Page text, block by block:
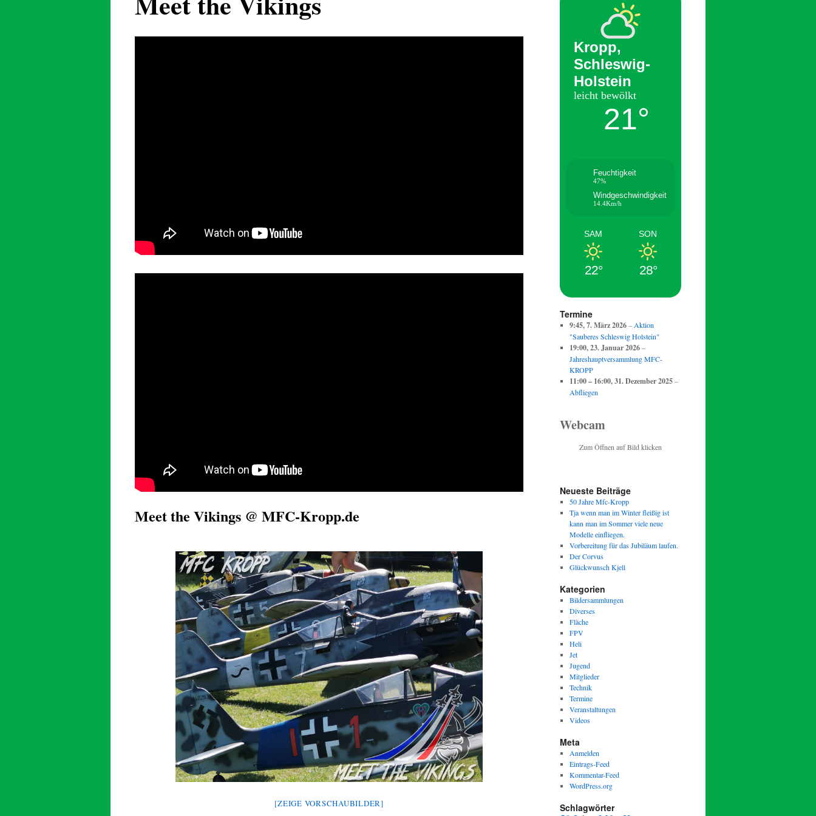
Meet the Vikings @ MFC-Kropp.de
[ZEIGE VORSCHAUBILDER]
Kropp,
Schleswig-
Holstein
leicht bewölkt
21°
Feuchtigkeit
47%
Windgeschwindigkeit
14.4Km/h
SAM
22°
SON
28°
Termine
9:45,7. März 2026– Aktion
"Sauberes Schleswig Holstein"
19:00,23. Januar 2026–
Jahreshauptversammlung MFC-
KROPP
11:00 – 16:00,31. Dezember 2025–
Abfliegen
Webcam
Zum Öffnen auf Bild klicken
Neueste Beiträge
50 Jahre Mfc-Kropp
Tja wenn man im Winter fleißig ist
kann man im Sommer viele neue
Modelle einfliegen.
Vorbereitung für das Jubiläum laufen.
Der Corvus
Glückwunsch Kjell
Kategorien
Bildersammlungen
Diverses
Fläche
FPV
Heli
Jet
Jugend
Mitglieder
Technik
Termine
Veranstaltungen
Videos
Meta
Anmelden
Eintrags-Feed
Kommentar-Feed
WordPress.org
Schlagwörter